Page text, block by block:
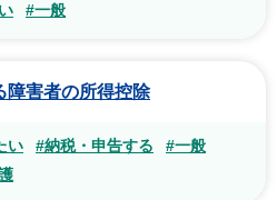
#一般
障害者の所得控除
い #納税・申告する
#一般